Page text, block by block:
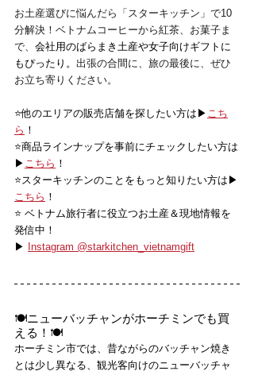
お土産選びに悩んだら「スターキッチン」で10
分解決！ベトナムコーヒーから紅茶、お菓子ま
で、 会社用のばらまき土産や女子向けギフトに
もぴったり。 出張の合間に、旅の最後に、ぜひ
お立ち寄りください。
⭐️他のエリアの販売店舗を探したい方は▶ こち
ら ！
⭐️商品ラインナップを事前にチェックしたい方は
▶ こちら ！
⭐️スターキッチンのことをもっと知りたい方は▶
こちら ！
⭐️ ベトナム旅行者に役立つお土産＆現地情報を
発信中！
▶
Instagram @starkitchen_vietnamgift
🍽️ニューバッチャンがホーチミンでも買
える！🍽️
ホーチミン市では、昔ながらのバッチャン焼き
とは少し異なる、観光客向けのニューバッチャ